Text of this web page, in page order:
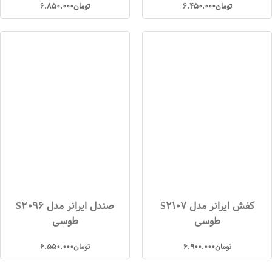
تومان6.450.000 تومان6.850.000
کفش ایرانر مدل S2107
طوسی
تومان6.900.000
صندل ایرانر مدل S2096
طوسی
تومان6.550.000